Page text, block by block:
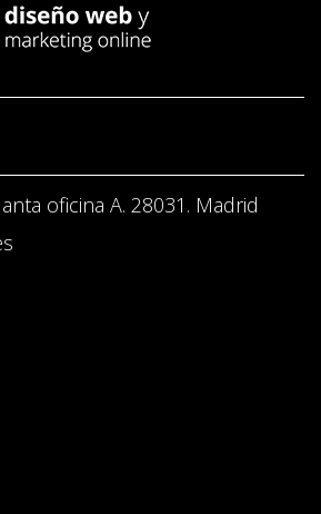
oficina A. 28031. Madrid